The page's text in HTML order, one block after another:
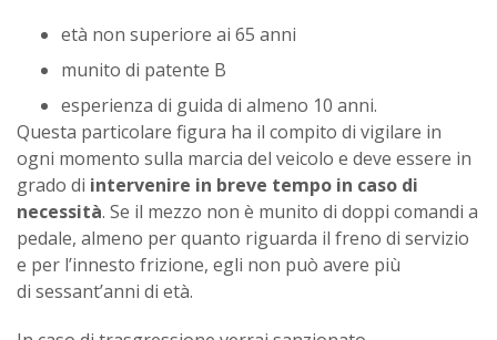
età non superiore ai 65 anni
munito di patente B
esperienza di guida di almeno 10 anni.
Questa particolare figura ha il compito di vigilare in
ogni momento sulla marcia del veicolo e deve essere in
grado di intervenire in breve tempo in caso di
necessità. Se il mezzo non è munito di doppi comandi a
pedale, almeno per quanto riguarda il freno di servizio
e per l’innesto frizione, egli non può avere più
di sessant’anni di età.